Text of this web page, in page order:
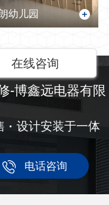
幼儿园
在线咨询
-博鑫远电器有限
· 设计安装于一体
电话咨询